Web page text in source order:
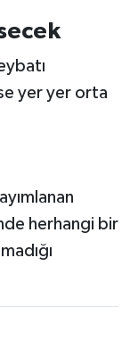
yer yer orta
herhangi bir